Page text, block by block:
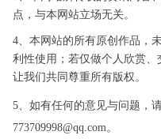
点，与本网站立场无关。
4、本网站的所有原创作品，
利性使用；若仅做个人欣赏、
让我们共同尊重所有版权。
5、如有任何的意见与问题，
773709998@qq.com。